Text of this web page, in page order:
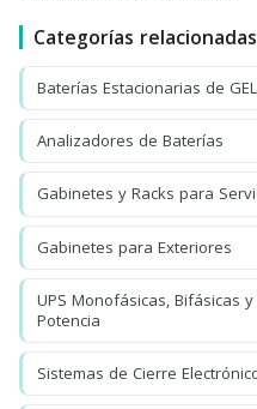
Categorías relacionadas
Baterías Estacionarias de
Analizadores de Baterías
Gabinetes y Racks para
Gabinetes para Exteriores
UPS Monofásicas, Bifásicas
Potencia
Sistemas de Cierre